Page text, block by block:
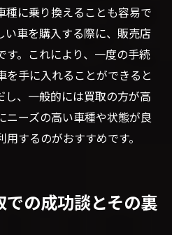
種に乗り換えることも容易で
い車を購入する際に、販売店
。これにより、一度の手続
を手に入れることができると
し、一般的には買取の方が高
ニーズの高い車種や状態が良
するのがおすすめです。
の成功談とその裏